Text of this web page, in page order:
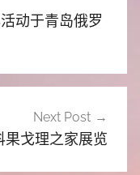
动于青岛俄罗
Next Post
果戈理之家展览